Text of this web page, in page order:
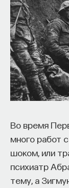
Во время
много работ
шоком, или
психиатр
тему, а